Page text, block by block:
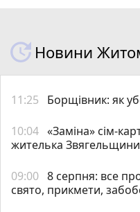
Новини
11:25 Борщівник: як
10:04 «Заміна» сім-
жителька
09:00 8 серпня: все
свято, прикмети,